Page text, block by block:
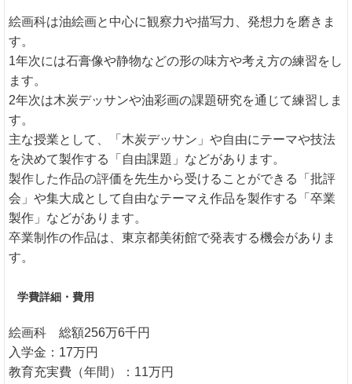
絵画科は油絵画と中心に観察力や描写力、発想力を磨きま
す。
1年次には石膏像や静物などの形の味方や考え方の練習をし
ます。
2年次は木炭デッサンや油彩画の課題研究を通じて練習しま
す。
主な授業として、「木炭デッサン」や自由にテーマや技法
を決めて製作する「自由課題」などがあります。
製作した作品の評価を先生から受けることができる「批評
会」や集大成として自由なテーマえ作品を製作する「卒業
製作」などがあります。
卒業制作の作品は、東京都美術館で発表する機会がありま
す。
学費詳細・費用
絵画科 総額256万6千円
入学金：17万円
教育充実費（年間）：11万円